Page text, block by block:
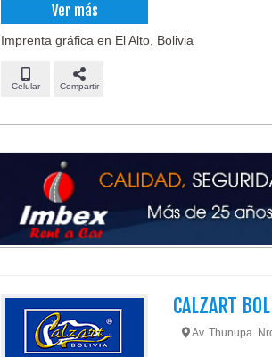
Ver más
Imprenta gráfica en El Alto, Bolivia
Celular Compartir
CALZART
Av. Thunupa.